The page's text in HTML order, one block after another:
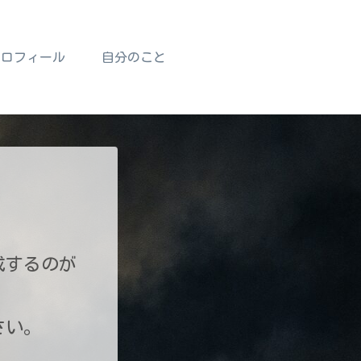
フィール 自分のこと
するのが
。